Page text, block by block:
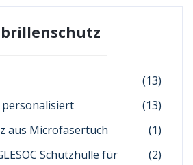
(13)
(13)
aus Microfasertuch
(1)
Schutzhülle für
(2)